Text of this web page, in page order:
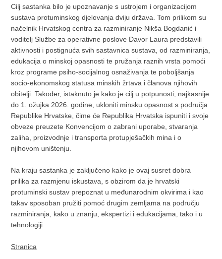
Cilj sastanka bilo je upoznavanje s ustrojem i organizacijom
sustava protuminskog djelovanja dviju država. Tom prilikom su
načelnik Hrvatskog centra za razminiranje Nikša Bogdanić i
voditelj Službe za operativne poslove Davor Laura predstavili
aktivnosti i postignuća svih sastavnica sustava, od razminiranja,
edukacija o minskoj opasnosti te pružanja raznih vrsta pomoći
kroz programe psiho-socijalnog osnaživanja te poboljšanja
socio-ekonomskog statusa minskih žrtava i članova njihovih
obitelji. Također, istaknuto je kako je cilj u potpunosti, najkasnije
do 1. ožujka 2026. godine, ukloniti minsku opasnost s područja
Republike Hrvatske, čime će Republika Hrvatska ispuniti i svoje
obveze preuzete Konvencijom o zabrani uporabe, stvaranja
zaliha, proizvodnje i transporta protupješačkih mina i o
njihovom uništenju.
Na kraju sastanka je zaključeno kako je ovaj susret dobra
prilika za razmjenu iskustava, s obzirom da je hrvatski
protuminski sustav prepoznat u međunarodnim okvirima i kao
takav sposoban pružiti pomoć drugim zemljama na području
razminiranja, kako u znanju, ekspertizi i edukacijama, tako i u
tehnologiji.
Stranica